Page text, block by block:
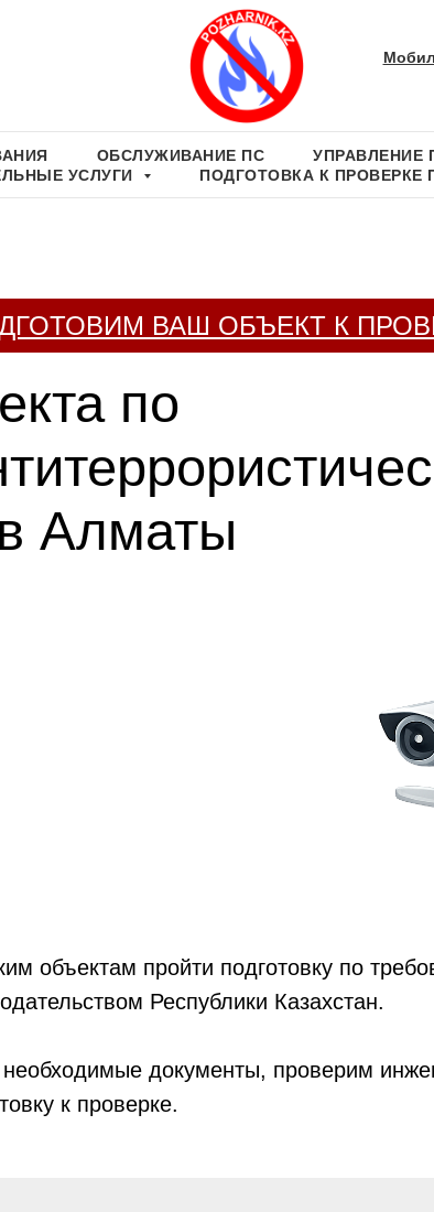
ОБСЛУЖИВАНИЕ ПС УПРАВЛЕНИЕ
УСЛУГИ
ПОДГОТОВКА К ПРОВЕРКЕ
по
Алматы
ВАШ ОБЪЕКТ К
объектам пройти подготовку по
Республики Казахстан.
документы, проверим
к проверке.